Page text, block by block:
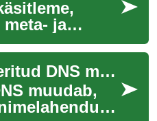
ja
liita CRM-
Kuidas krüpteeritud DNS muudab internetiühenduse juhtimist
muudab,